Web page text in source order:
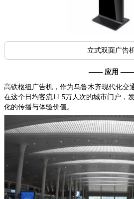
立式双面广告
—— 应用 ——
高铁枢纽广告机，作为乌鲁木齐现代化交
在这个日均客流11.5万人次的城市门户，
化的传播与体验价值。